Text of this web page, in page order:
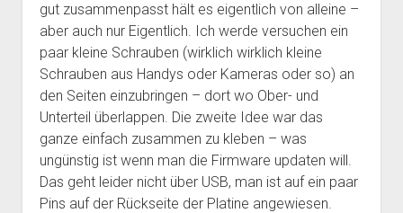
gut zusammenpasst hält es eigentlich von alleine –
aber auch nur Eigentlich. Ich werde versuchen ein
paar kleine Schrauben (wirklich wirklich kleine
Schrauben aus Handys oder Kameras oder so) an
den Seiten einzubringen – dort wo Ober- und
Unterteil überlappen. Die zweite Idee war das
ganze einfach zusammen zu kleben – was
ungünstig ist wenn man die Firmware updaten will.
Das geht leider nicht über USB, man ist auf ein paar
Pins auf der Rückseite der Platine angewiesen.